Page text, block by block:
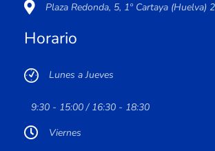
Plaza Redonda, 5, 1º Cartaya (Huelva)
Horario
Lunes a Jueves
9:30 - 15:00 / 16:30 - 18:30
Viernes